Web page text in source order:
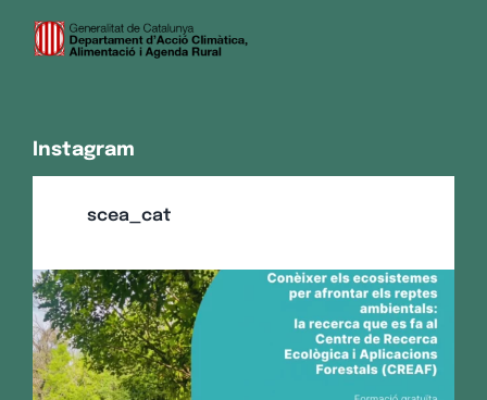
Instagram
scea_cat